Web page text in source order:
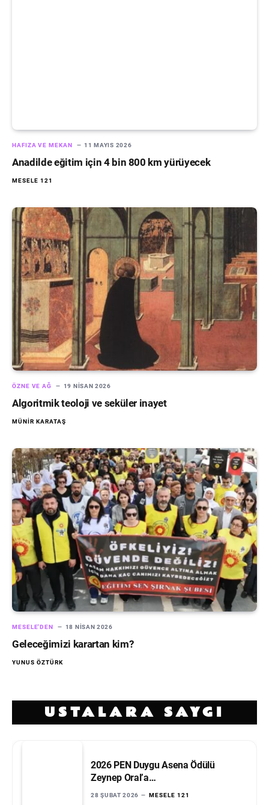
HAFIZA VE MEKAN 11 MAYIS 2026
Anadilde eğitim için 4 bin 800 km yürüyecek
MESELE 121
ÖZNE VE AĞ 19 NISAN 2026
Algoritmik teoloji ve seküler inayet
MÜNIR KARATAŞ
MESELE'DEN 18 NISAN 2026
Geleceğimizi karartan kim?
YUNUS ÖZTÜRK
USTALARA SAYGI
2026 PEN Duygu Asena Ödülü
Zeynep Oral’a…
28 ŞUBAT 2026 MESELE 121